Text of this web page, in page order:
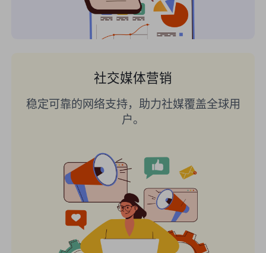
社交媒体营销
稳定可靠的网络支持，助力社媒覆盖全球用
户。